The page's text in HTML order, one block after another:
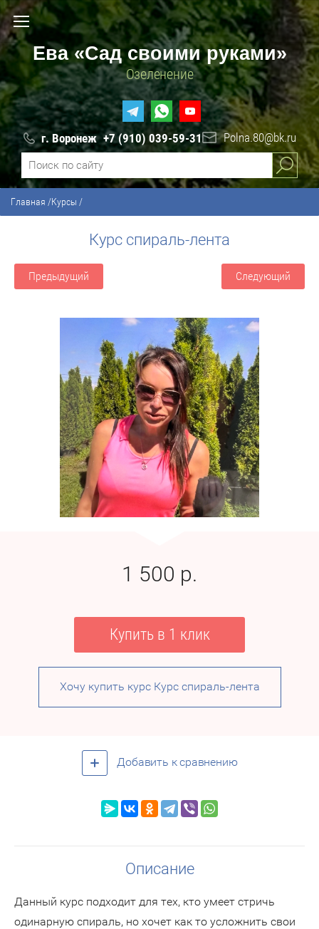
Ева «Сад своими руками»
Озеленение
г. Воронеж +7 (910) 039-59-31 Polna.80@bk.ru
Главная /Курсы /
Курс спираль-лента
Предыдущий Следующий
1 500 р.
Купить в 1 клик
Хочу купить курс Курс спираль-лента
Добавить к сравнению
Описание
Данный курс подходит для тех, кто умеет стричь
одинарную спираль, но хочет как то усложнить свои